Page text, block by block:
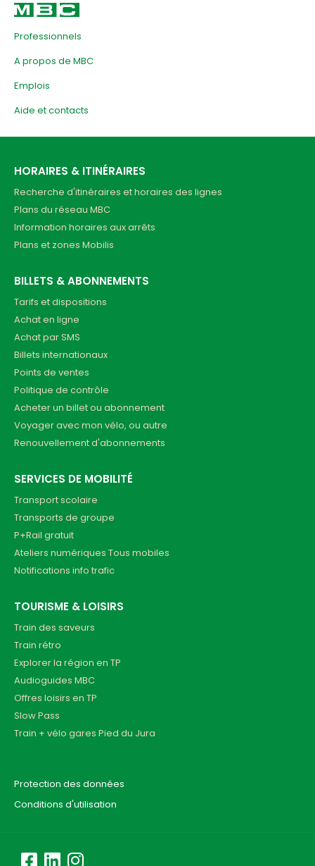
Professionnels
A propos de MBC
Emplois
Aide et contacts
HORAIRES & ITINÉRAIRES
Recherche d'itinéraires et horaires des lignes
Plans du réseau MBC
Information horaires aux arrêts
Plans et zones Mobilis
BILLETS & ABONNEMENTS
Tarifs et dispositions
Achat en ligne
Achat par SMS
Billets internationaux
Points de ventes
Politique de contrôle
Acheter un billet ou abonnement
Voyager avec mon vélo, ou autre
Renouvellement d'abonnements
SERVICES DE MOBILITÉ
Transport scolaire
Transports de groupe
P+Rail gratuit
Ateliers numériques Tous mobiles
Notifications info trafic
TOURISME & LOISIRS
Train des saveurs
Train rétro
Explorer la région en TP
Audioguides MBC
Offres loisirs en TP
Slow Pass
Train + vélo gares Pied du Jura
Protection des données
Conditions d'utilisation